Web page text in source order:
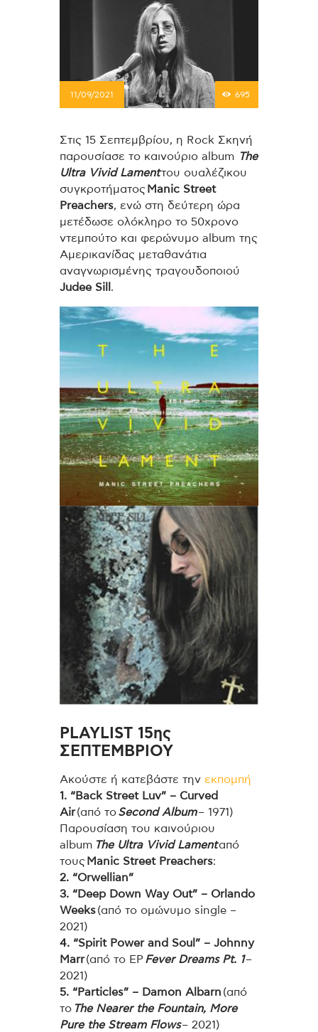
11/09/2021 695
Στις 15 Σεπτεμβρίου, η Rock Σκηνή
παρουσίασε το καινούριο album The
Ultra Vivid Lamentτου ουαλέζικου
συγκροτήματος Manic Street
Preachers, ενώ στη δεύτερη ώρα
μετέδωσε ολόκληρο το 50χρονο
ντεμπούτο και φερώνυμο album της
Αμερικανίδας μεταθανάτια
αναγνωρισμένης τραγουδοποιού
Judee Sill .
PLAYLIST 15ης
ΣΕΠΤΕΜΒΡΙΟΥ
Ακούστε ή κατεβάστε την εκπομπή
1. “Back Street Luv” – Curved
Air(από τοSecond Album– 1971)
Παρουσίαση του καινούριου
album The Ultra Vivid Lamentαπό
τους Manic Street Preachers:
2. “Orwellian”
3. “Deep Down Way Out” – Orlando
Weeks(από το ομώνυμο single –
2021)
4. “Spirit Power and Soul” – Johnny
Marr(από το EPFever Dreams Pt. 1–
2021)
5. “Particles” – Damon Albarn (από
το The Nearer the Fountain, More
Pure the Stream Flows– 2021)